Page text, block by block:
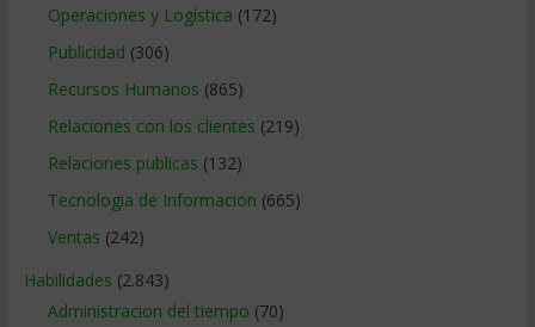
Operaciones y Logística (172)
Publicidad (306)
Recursos Humanos (865)
Relaciones con los clientes (219)
Relaciones publicas (132)
Tecnologia de Informacion (665)
Ventas (242)
Habilidades (2.843)
Administracion del tiempo (70)